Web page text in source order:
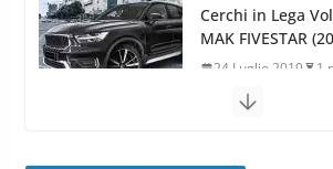
Cerchi in Lega
MAK FIVESTAR
24 Luglio 2019 1